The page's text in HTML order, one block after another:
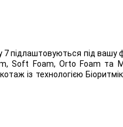
під вашу
Soft Foam, Orto Foam та
із технологією